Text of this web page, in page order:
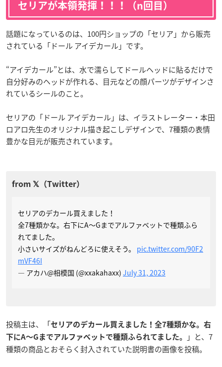
セリアが本領発揮！！！（n回目）
話題になっているのは、100円ショップの「セリア」から販売
されている「ドール アイデカール」です。
“アイデカール”とは、水で濡らしてドールヘッドに貼るだけで
自分好みのヘッドが作れる、目元などの顔パーツがデザインさ
れているシールのこと。
セリアの「ドール アイデカール」は、イラストレーター・本田
ロアロ先生のオリジナル描き起こしデザインで、7種類の表情
豊かな目元が販売されています。
セリアのデカール買えました！
全7種類かな。右下にA〜Gまでアルファベットで種類ふら
れてました。
小さいサイズがねんどろに使えそう。 pic.twitter.com/90F2
mVF46I
— アカハ@相模国 (@xxakahaxx) July 31, 2023
投稿主は、「セリアのデカール買えました！全7種類かな。右
下にA〜Gまでアルファベットで種類ふられてました。
」と、7
種類の商品とおそらく封入されていた説明書の画像を投稿。